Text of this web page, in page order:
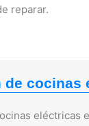
reparar.
cocinas
eléctricas